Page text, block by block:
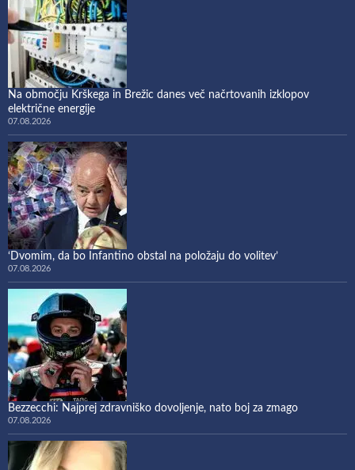
Na območju Krškega in Brežic danes več načrtovanih izklopov
električne energije
07.08.2026
‘Dvomim, da bo Infantino obstal na položaju do volitev’
07.08.2026
Bezzecchi: Najprej zdravniško dovoljenje, nato boj za zmago
07.08.2026